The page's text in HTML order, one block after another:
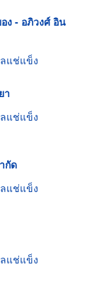
ง - อภิวงศ์ อิน
แช่แข็ง
า
แช่แข็ง
กัด
แช่แข็ง
แช่แข็ง